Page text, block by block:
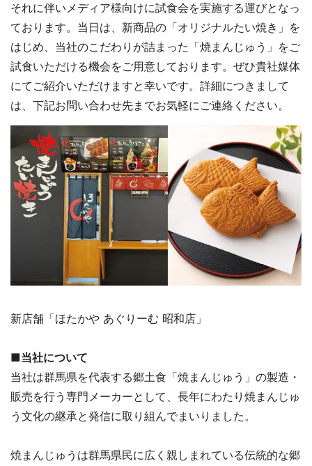
それに伴いメディア様向けに試食会を実施する運びとなっ
ております。当日は、新商品の「オリジナルたい焼き」を
はじめ、当社のこだわりが詰まった「焼まんじゅう」をご
試食いただける機会をご用意しております。ぜひ貴社媒体
にてご紹介いただけますと幸いです。詳細につきまして
は、下記お問い合わせ先までお気軽にご連絡ください。
新店舗「ほたかや あぐりーむ 昭和店」
■当社について
当社は群馬県を代表する郷土食「焼まんじゅう」の製造・
販売を行う専門メーカーとして、長年にわたり焼まんじゅ
う文化の継承と発信に取り組んでまいりました。
焼まんじゅうは群馬県民に広く親しまれている伝統的な郷